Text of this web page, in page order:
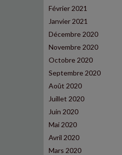
Février 2021
Janvier 2021
Décembre 2020
Novembre 2020
Octobre 2020
Septembre 2020
Août 2020
Juillet 2020
Juin 2020
Mai 2020
Avril 2020
Mars 2020